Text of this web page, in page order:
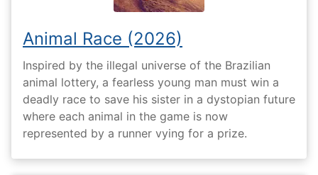
Animal Race (2026)
Inspired by the illegal universe of the Brazilian
animal lottery, a fearless young man must win a
deadly race to save his sister in a dystopian future
where each animal in the game is now
represented by a runner vying for a prize.